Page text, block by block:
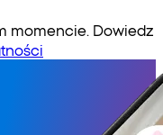
momencie. Dowiedz